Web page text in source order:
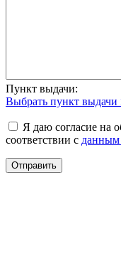
Пункт выдачи:
Выбрать пункт выдачи
Я даю согласие на
соответствии с данным
Отправить